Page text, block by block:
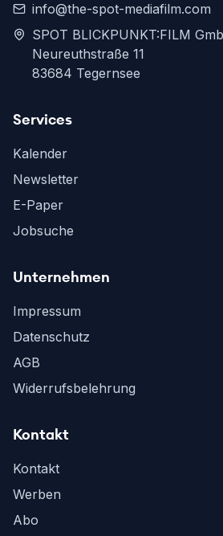
info@the-spot-mediafilm.com
SPOT BLICKPUNKT:FILM
Neureuthstraße 11
83684 Tegernsee
Services
Kalender
Newsletter
E-Paper
Jobsuche
Unternehmen
Impressum
Datenschutz
AGB
Widerrufsbelehrung
Kontakt
Kontakt
Werben
Abo